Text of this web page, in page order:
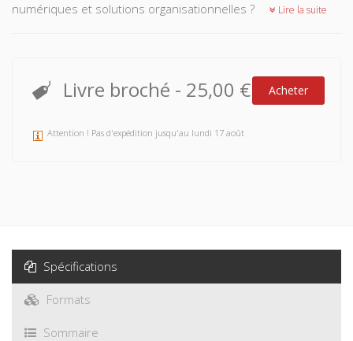
numériques et solutions organisationnelles ?
Lire la suite
Livre broché - 25,00 € Acheter
Attention ! Pas d'expédition jusqu'au lundi 17 août
Spécifications
Formats
Sommaire